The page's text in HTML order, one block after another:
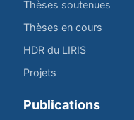
Thèses soutenues
Thèses en cours
HDR du LIRIS
Projets
Publications